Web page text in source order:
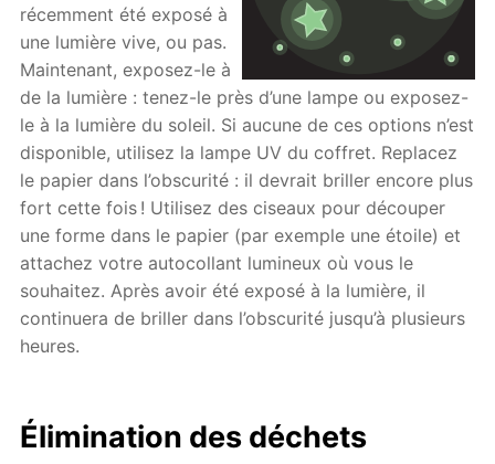
récemment été exposé à
une lumière vive, ou pas.
Maintenant, exposez-le à
de la lumière : tenez-le près d’une lampe ou exposez-
le à la lumière du soleil. Si aucune de ces options n’est
disponible, utilisez la lampe UV du coffret. Replacez
le papier dans l’obscurité : il devrait briller encore plus
fort cette fois ! Utilisez des ciseaux pour découper
une forme dans le papier (par exemple une étoile) et
attachez votre autocollant lumineux où vous le
souhaitez. Après avoir été exposé à la lumière, il
continuera de briller dans l’obscurité jusqu’à plusieurs
heures.
Élimination des déchets